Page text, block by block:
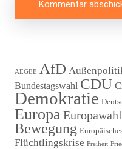
AEGEE AfD
Bundestagswahl CDU
Demokratie
Europa Europawahl
Bewegung
Flüchtlingskrise Freiheit